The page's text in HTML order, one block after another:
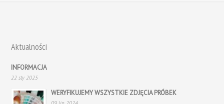
Aktualności
INFORMACJA
22 sty 2025
WERYFIKUJEMY WSZYSTKIE ZDJĘCIA PRÓBEK